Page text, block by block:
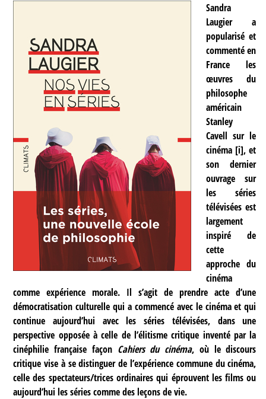
Sandra
Laugier a
popularisé et
commenté en
France les
œuvres du
philosophe
américain
Stanley
Cavell sur le
cinéma[i], et
son dernier
ouvrage sur
les séries
télévisées est
largement
inspiré de
cette
approche du
cinéma
comme expérience morale. Il s’agit de prendre acte d’une
démocratisation culturelle qui a commencé avec le cinéma et qui
continue aujourd’hui avec les séries télévisées, dans une
perspective opposée à celle de l’élitisme critique inventé par la
cinéphilie française façon Cahiers du cinéma, où le discours
critique vise à se distinguer de l’expérience commune du cinéma,
celle des spectateurs/trices ordinaires qui éprouvent les films ou
aujourd’hui les séries comme des leçons de vie.